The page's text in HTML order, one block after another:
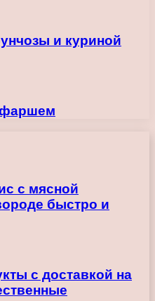
и куриной
с мясной
быстро и
с доставкой на